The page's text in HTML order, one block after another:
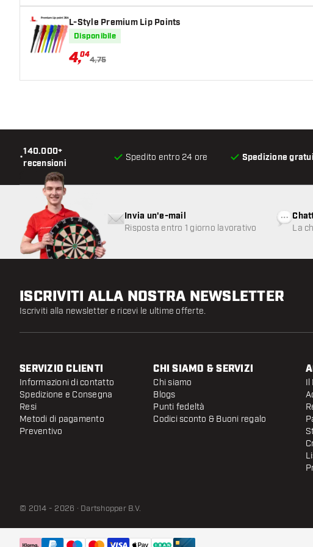
L-Style Premium Lip Points
Disponibile
4,04
4,75
•
140.000+
recensioni
Spedito entro 24 ore Spedizione
Invia un'e-mail
Risposta entro 1 giorno lavorativo
La
ISCRIVITI ALLA NOSTRA NEWSLETTER
Iscriviti alla newsletter e ricevi le ultime offerte.
SERVIZIO CLIENTI
Informazioni di contatto
Spedizione e Consegna
Resi
Metodi di pagamento
Preventivo
CHI SIAMO & SERVIZI
Chi siamo
Blogs
Punti fedeltà
Codici sconto & Buoni regalo
Il
© 2014 - 2026 · Dartshopper B.V.